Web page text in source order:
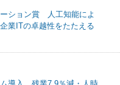
ション賞 人工知能によ
業ITの卓越性をたたえる